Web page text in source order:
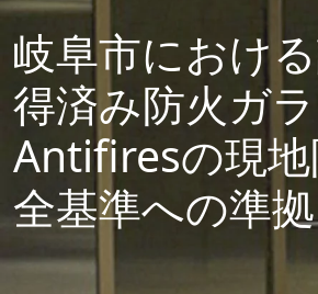
岐阜市におけ
得済み防火ガラ
Antifiresの現
全基準への準拠